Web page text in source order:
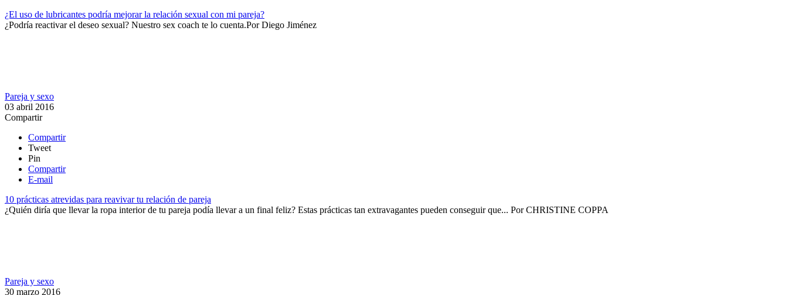
¿El uso de lubricantes podría mejorar la relación sexual con mi pareja?
¿Podría reactivar el deseo sexual? Nuestro sex coach te lo cuenta.​PorDiego Jiménez
Pareja y sexo
03 abril 2016
Compartir
Compartir
Tweet
Pin
Compartir
E-mail
10 prácticas atrevidas para reavivar tu relación de pareja
¿Quién diría que llevar la ropa interior de tu pareja podía llevar a un final feliz? Estas prácticas tan extravagantes pueden conseguir que... PorCHRISTINE COPPA
Pareja y sexo
30 marzo 2016